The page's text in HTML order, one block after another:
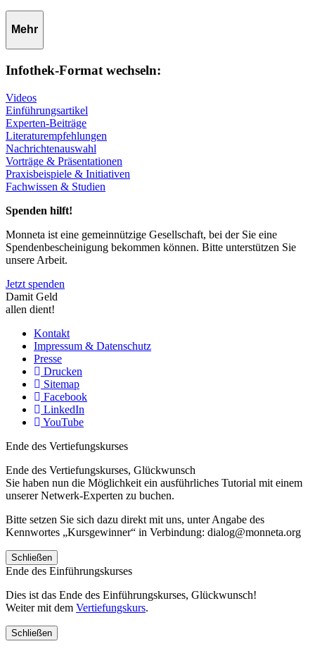
Mehr
Infothek-Format wechseln:
Videos
Einführungsartikel
Experten-Beiträge
Literaturempfehlungen
Nachrichtenauswahl
Vorträge & Präsentationen
Praxisbeispiele & Initiativen
Fachwissen & Studien
Spenden hilft!
Monneta ist eine gemeinnützige Gesellschaft, bei der Sie eine
Spendenbescheinigung bekommen können. Bitte unterstützen Sie
unsere Arbeit.
Jetzt spenden
Damit Geld
allen dient!
Kontakt
Impressum & Datenschutz
Presse
Drucken
Sitemap
Facebook
LinkedIn
YouTube
Ende des Vertiefungskurses
Ende des Vertiefungskurses, Glückwunsch
Sie haben nun die Möglichkeit ein ausführliches Tutorial mit einem
unserer Netwerk-Experten zu buchen.
Bitte setzen Sie sich dazu direkt mit uns, unter Angabe des
Kennwortes „Kursgewinner“ in Verbindung: dialog@monneta.org
Schließen
Ende des Einführungskurses
Dies ist das Ende des Einführungskurses, Glückwunsch!
Weiter mit dem Vertiefungskurs.
Schließen